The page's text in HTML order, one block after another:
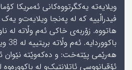
ویلایەتە یەکگرتووەکانی ئەمریکا
فیدراڵییە کە لە پەنجا ویلایەت‌و
ھاتووە. زۆربەی خاکی ئەم وڵاتە لە
ھەرێمی پێته‌خت: ‌و دەکەوێتە نێوان
ئۆقیانووسی ئاتلانتیک‌و لە